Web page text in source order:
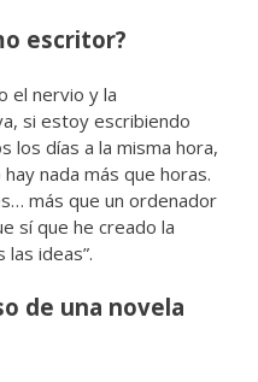
escritor?
el nervio y la
si estoy escribiendo
los días a la misma hora,
nada más que horas.
más que un ordenador
sí que he creado la
ideas”.
de una novela